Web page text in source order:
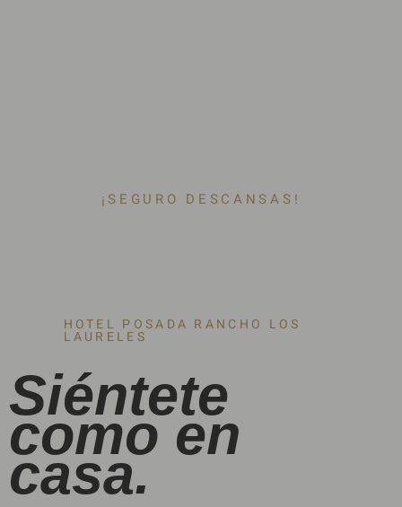
¡SEGURO DESCANSAS!
HOTEL POSADA RANCHO LOS
LAURELES
Siéntete
como en
casa.